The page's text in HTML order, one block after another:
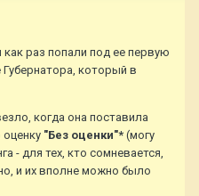
раз попали под ее первую
Губернатора, который в
когда она поставила
"Без оценки"* (могу
- для тех, кто сомневается,
и их вполне можно было